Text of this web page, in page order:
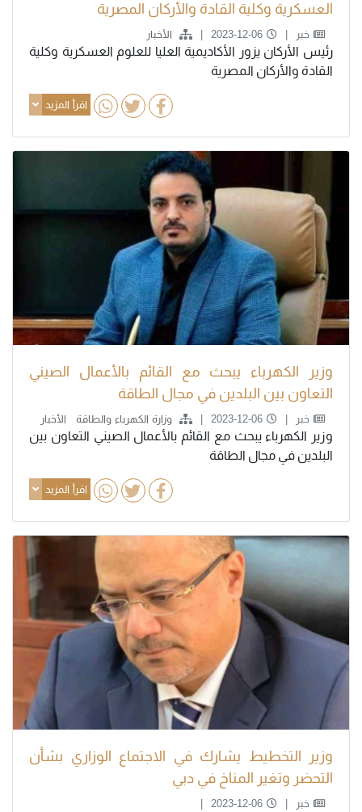
العسكرية وكلية القادة والأركان المصرية
خبر 2023-12-06 الأخبار
رئيس الأركان يزور الأكاديمية العليا للعلوم العسكرية وكلية
القادة والأركان المصرية
اقرأ المزيد
وزير الكهرباء يبحث مع القائم بالأعمال الصيني
التعاون بين البلدين في مجال الطاقة
خبر 2023-12-06 وزارة الكهرباء والطاقة الأخبار
وزير الكهرباء يبحث مع القائم بالأعمال الصيني التعاون بين
البلدين في مجال الطاقة
اقرأ المزيد
وزير التخطيط يشارك في الاجتماع الوزاري بشأن
التحضر وتغير المناخ في دبي
خبر 2023-12-06